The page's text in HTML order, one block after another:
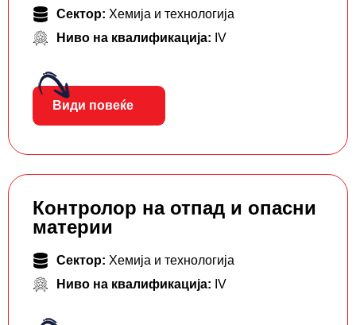
Сектор: Хемија и технологија
Ниво на квалификација: IV
Види повеќе
Контролор на отпад и опасни
материи
Сектор: Хемија и технологија
Ниво на квалификација: IV